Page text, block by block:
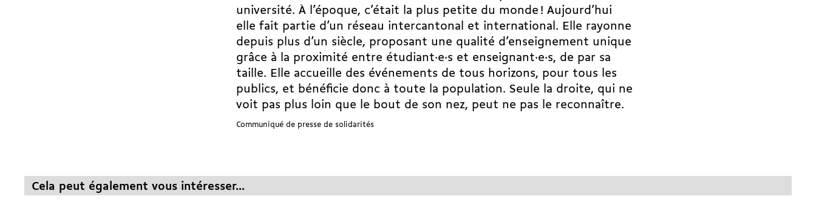
université. À l’époque, c’était la plus petite du monde ! Aujourd’hui
elle fait partie d’un réseau intercantonal et international. Elle rayonne
depuis plus d’un siècle, proposant une qualité d’enseignement unique
grâce à la proximité entre étudiant·e·s et enseignant·e·s, de par sa
taille. Elle accueille des événements de tous horizons, pour tous les
publics, et bénéficie donc à toute la population. Seule la droite, qui ne
voit pas plus loin que le bout de son nez, peut ne pas le reconnaître.
Communiqué de presse de solidarités
Cela peut également vous intéresser...